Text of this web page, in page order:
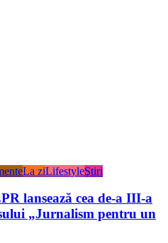
La ziLifestyleŞtiri
lansează cea de-a III-a
„Jurnalism pentru un